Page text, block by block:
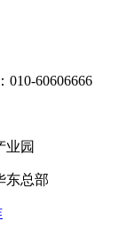
60606666
业园
东总部